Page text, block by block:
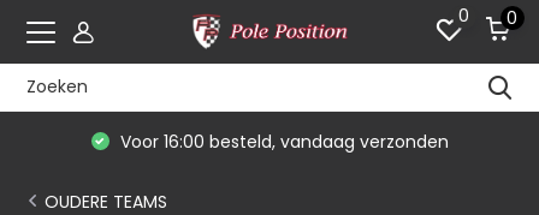
0 0
Voor 16:00 besteld, vandaag verzonden
OUDERE TEAMS